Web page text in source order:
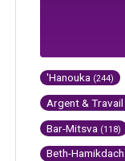
'Hanouka (244)
Argent & Travail
Bar-Mitsva (118)
Beth-Hamikdach